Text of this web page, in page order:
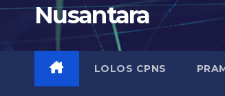
Nusantara
LOLOS CPNS